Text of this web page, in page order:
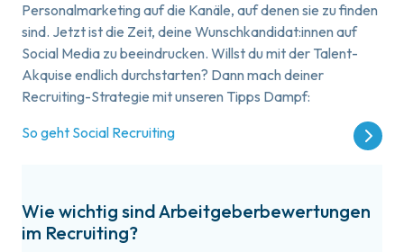
Personalmarketing auf die Kanäle, auf denen sie zu finden
sind. Jetzt ist die Zeit, deine Wunschkandidat:innen auf
Social Media zu beeindrucken. Willst du mit der Talent-
Akquise endlich durchstarten? Dann mach deiner
Recruiting-Strategie mit unseren Tipps Dampf:
So geht Social Recruiting
Wie wichtig sind Arbeitgeberbewertungen
im Recruiting?